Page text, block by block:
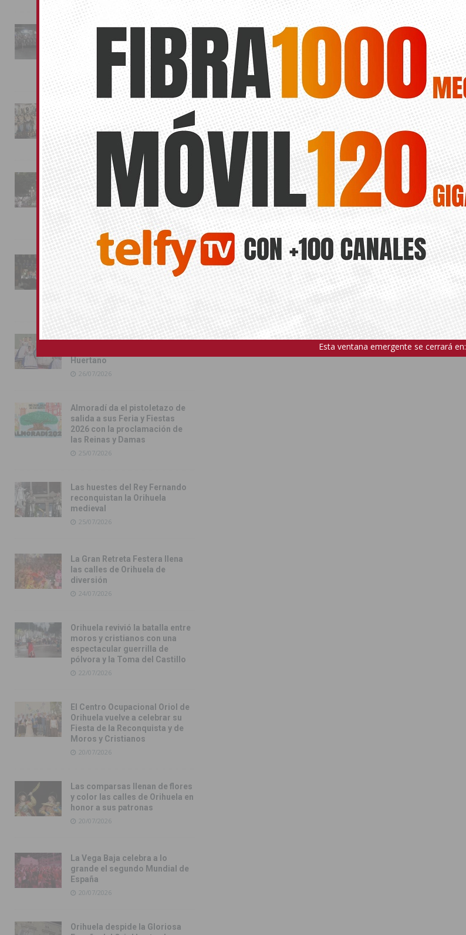
La Entrada Cristiana llena de
esplendor las calles de
Almoradí en una multitudinaria
jornada festera
02/08/2026
La magia de la Entrada Mora
conquista las calles de
Almoradí
01/08/2026
La fiesta se adueña de
Almoradí con la presentación
de los cargos festeros y la
toma del castillo
31/07/2026
Pilar de la Horadada
conmemora con emoción el
40º aniversario de su
independencia como municipio
31/07/2026
Almoradí presume de raíces
Huertano
26/07/2026
Almoradí da el pistoletazo de
salida a sus Feria y Fiestas
2026 con la proclamación de
las Reinas y Damas
25/07/2026
Las huestes del Rey Fernando
reconquistan la Orihuela
medieval
25/07/2026
La Gran Retreta Festera llena
las calles de Orihuela de
diversión
24/07/2026
Orihuela revivió la batalla entre
moros y cristianos con una
espectacular guerrilla de
pólvora y la Toma del Castillo
22/07/2026
El Centro Ocupacional Oriol de
Orihuela vuelve a celebrar su
Fiesta de la Reconquista y de
Moros y Cristianos
20/07/2026
Las comparsas llenan de flores
y color las calles de Orihuela en
honor a sus patronas
20/07/2026
La Vega Baja celebra a lo
grande el segundo Mundial de
España
20/07/2026
Orihuela despide la Gloriosa
Esta ventana emergente se cerrará en: